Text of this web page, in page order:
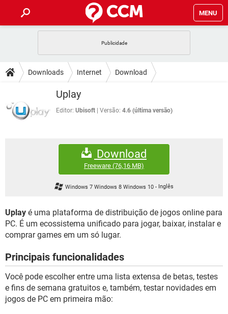
MENU
CELULAR FACEBOOK
INSTAGRAM GMAIL
DICAS
JOGOS WHATSAPP
CELULAR
OUTLOOK
JOGOS WHATSAPP
EXCEL
GMAIL
FÓRUM
FACEBOOK
EXCEL
GMAIL
WHATSAPP
INSTAGRAM GMAIL
Downloads Internet Download
Uplay
Editor: Ubisoft Versão: 4.6 (última versão)
Download
Freeware (76,16 MB)
Windows 7 Windows 8 Windows 10 - Inglês
Uplay é uma plataforma de distribuição de jogos online para
PC. É um ecossistema unificado para jogar, baixar, instalar e
comprar games em um só lugar.
Principais funcionalidades
Você pode escolher entre uma lista extensa de betas, testes
e fins de semana gratuitos e, também, testar novidades em
jogos de PC em primeira mão: